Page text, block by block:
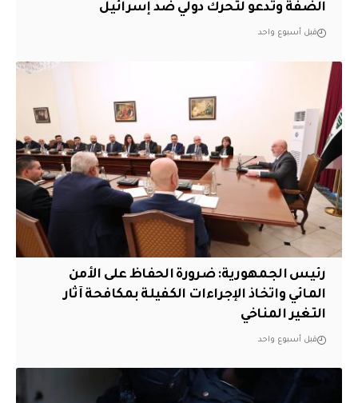
الضفة وتدعو لتحرك دولي ضد إسرائيل
قبل أسبوع واحد
رئيس الجمهورية: ضرورة الحفاظ على الأمن
المائي واتخاذ الإجراءات الكفيلة بمكافحة آثار
التغير المناخي
قبل أسبوع واحد